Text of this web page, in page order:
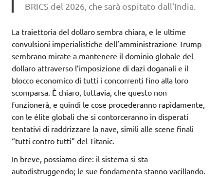
BRICS del 2026, che sarà ospitato dall’India.
La traiettoria del dollaro sembra chiara, e le ultime
convulsioni imperialistiche dell’amministrazione Trump
sembrano mirate a mantenere il dominio globale del
dollaro attraverso l’imposizione di dazi doganali e il
blocco economico di tutti i concorrenti fino alla loro
scomparsa. È chiaro, tuttavia, che questo non
funzionerà, e quindi le cose procederanno rapidamente,
con le élite globali che si contorceranno in disperati
tentativi di raddrizzare la nave, simili alle scene finali
“tutti contro tutti” del Titanic.
In breve, possiamo dire: il sistema si sta
autodistruggendo; le sue fondamenta stanno vacillando.